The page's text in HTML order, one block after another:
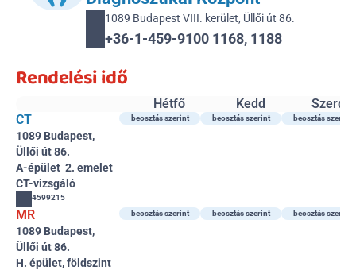
1089 Budapest VIII. kerület, Üllői út 86.
+36-1-459-9100 1168, 1188
Rendelési idő
Hétfő Kedd
Szerda
CT
1089 Budapest,
Üllői út 86.
A-épület  2. emelet
CT-vizsgáló
4599215
beosztás szerint beosztás szerint beosztás szerint
MR
1089 Budapest,
Üllői út 86.
H. épület, földszint
beosztás szerint beosztás szerint beosztás szerint